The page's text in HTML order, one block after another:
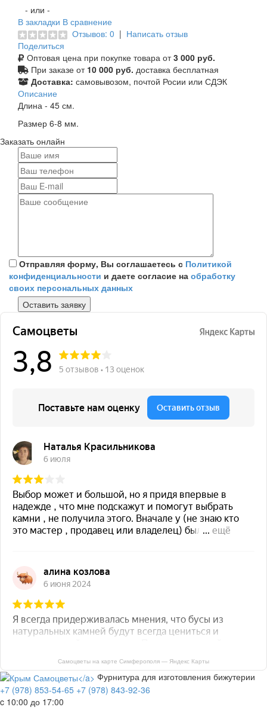
- или -
В закладки В сравнение
Отзывов: 0 | Написать отзыв
Поделиться
Оптовая цена при покупке товара от3 000 руб.
При заказе от 10 000 руб. доставка бесплатная
Доставка: самовывозом, почтой Росии или СДЭК
Описание
Длина - 45 см.
Размер 6-8 мм.
Заказать онлайн
Отправляя форму, Вы соглашаетесь с Политикой
конфиденциальности и даете согласие на обработку
своих персональных данных
Самоцветы на карте Симферополя — Яндекс Карты
Фурнитура для изготовления бижутерии
+7 (978) 853-54-65 +7 (978) 843-92-36
c 10:00 до 17:00